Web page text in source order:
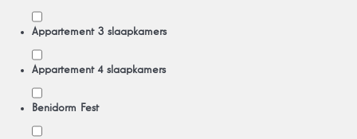
Appartement 3 slaapkamers
Appartement 4 slaapkamers
Benidorm Fest